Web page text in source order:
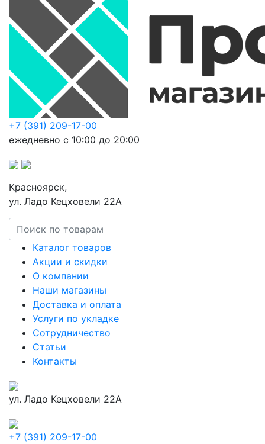
+7 (391) 209-17-00
ежедневно с 10:00 до 20:00
Красноярск,
ул. Ладо Кецховели 22А
Каталог товаров
Акции и скидки
О компании
Наши магазины
Доставка и оплата
Услуги по укладке
Сотрудничество
Статьи
Контакты
ул. Ладо Кецховели 22А
+7 (391) 209-17-00